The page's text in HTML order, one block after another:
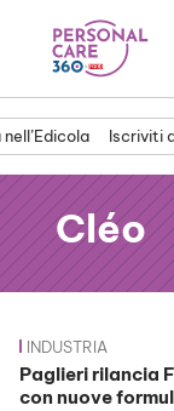
nell’Edicola Iscriviti
Cléo
INDUSTRIA
Paglieri rilancia
con nuove